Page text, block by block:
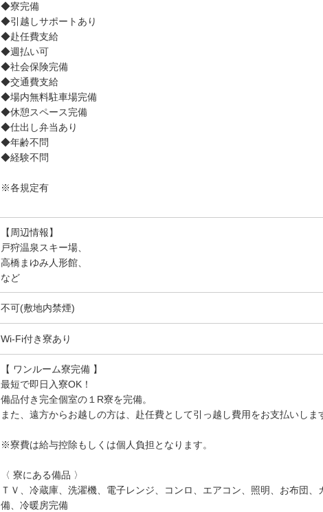
◆寮完備
◆引越しサポートあり
◆赴任費支給
◆週払い可
◆社会保険完備
◆交通費支給
◆場内無料駐車場完備
◆休憩スペース完備
◆仕出し弁当あり
◆年齢不問
◆経験不問
※各規定有
【周辺情報】
戸狩温泉スキー場、
高橋まゆみ人形館、
など
不可(敷地内禁煙)
Wi-Fi付き寮あり
【 ワンルーム寮完備 】
最短で即日入寮OK！
備品付き完全個室の１R寮を完備。
また、遠方からお越しの方は、赴任費として引っ越し費用をお支払いしま
※寮費は給与控除もしくは個人負担となります。
〈 寮にある備品 〉
ＴＶ、冷蔵庫、洗濯機、電子レンジ、コンロ、エアコン、照明、お布団
備、冷暖房完備